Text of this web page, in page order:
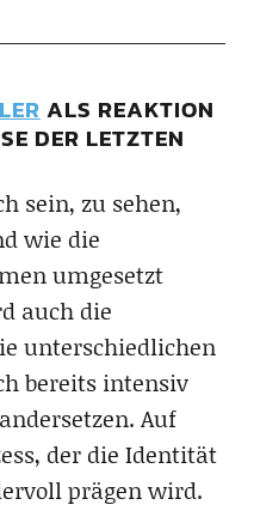
ALS REAKTION
DER LETZTEN
sein, zu sehen,
wie die
umgesetzt
auch die
unterschiedlichen
bereits intensiv
Auf
der die Identität
prägen wird.